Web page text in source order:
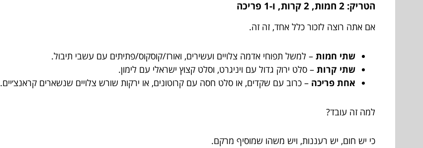
הטריק: 2 חמות, 2 קרות, ו-1 פריכה
אם אתה רוצה לזכור כלל אחד, זה זה.
שתי חמות – למשל תפוחי אדמה צלויים ועשירים, ואורז/קוסקוס/פתיתים עם עשבי תיבול.
שתי קרות – סלט ירוק גדול עם ויניגרט, וסלט קצוץ ישראלי עם לימון.
אחת פריכה – כרוב עם שקדים, או סלט חסה עם קרוטונים, או ירקות שורש צלויים שנשארים קראנצ׳יים.
למה זה עובד?
כי יש חום, יש רעננות, ויש משהו שמוסיף מרקם.